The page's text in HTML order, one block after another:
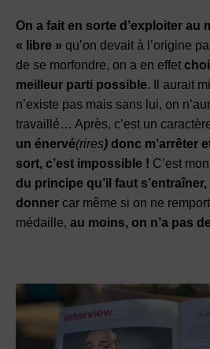
On a fait en sorte d’exploiter au
« libre » qu’on devait à l’origine
de se morfondre, on a en effet
meilleur parti possible. Il aurait
n’existe pas mais sans lui, on
travaillé… Après, c’est un
un énervé(rires) donc m’arrêter
sort, c’est impossible ! C’est
du principe qu’il faut
donner car même si on ne
médaille, au moins, on n’a pas